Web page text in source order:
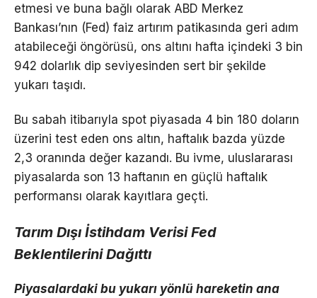
etmesi ve buna bağlı olarak ABD Merkez
Bankası’nın (Fed) faiz artırım patikasında geri adım
atabileceği öngörüsü, ons altını hafta içindeki 3 bin
942 dolarlık dip seviyesinden sert bir şekilde
yukarı taşıdı.
Bu sabah itibarıyla spot piyasada 4 bin 180 doların
üzerini test eden ons altın, haftalık bazda yüzde
2,3 oranında değer kazandı. Bu ivme, uluslararası
piyasalarda son 13 haftanın en güçlü haftalık
performansı olarak kayıtlara geçti.
Tarım Dışı İstihdam Verisi Fed
Beklentilerini Dağıttı
Piyasalardaki bu yukarı yönlü hareketin ana